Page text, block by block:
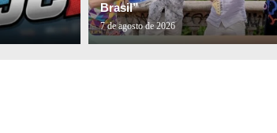
Brasil”
7 de agosto de 2026